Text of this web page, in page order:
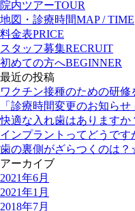
院内ツアーTOUR
地図・診療時間MAP / TIME
料金表PRICE
スタッフ募集RECRUIT
初めての方へBEGINNER
最近の投稿
ワクチン接種のための研修
「診療時間変更のお知らせ
快適な入れ歯はあります
インプラントってどうで
歯の裏側がざらつくのは
アーカイブ
2021年6月
2021年1月
2018年7月